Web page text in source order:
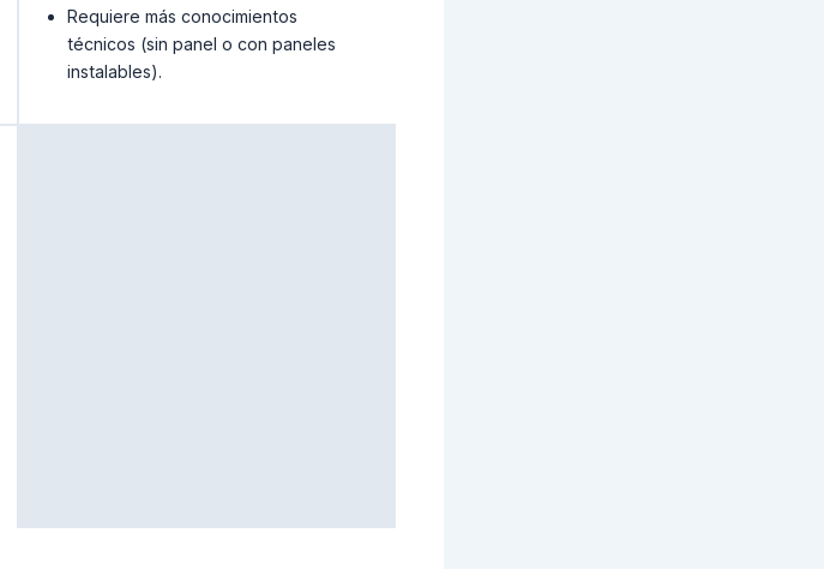
Requiere más conocimientos
técnicos (sin panel o con paneles
instalables).